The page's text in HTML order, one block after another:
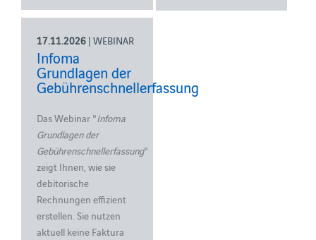
17.11.2026 | WEBINAR
Infoma
Grundlagen der
Gebührenschnellerfassung
Das Webinar "Infoma
Grundlagen der
Gebührenschnellerfassung"
zeigt Ihnen, wie sie
debitorische
Rechnungen effizient
erstellen.Sie nutzen
aktuell keine Faktura